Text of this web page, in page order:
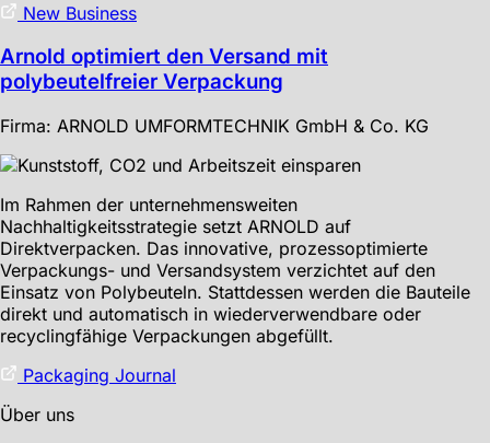
New Business
Arnold optimiert den Versand mit
polybeutelfreier Verpackung
Firma: ARNOLD UMFORMTECHNIK GmbH & Co. KG
Im Rahmen der unternehmensweiten
Nachhaltigkeitsstrategie setzt ARNOLD auf
Direktverpacken. Das innovative, prozessoptimierte
Verpackungs- und Versandsystem verzichtet auf den
Einsatz von Polybeuteln. Stattdessen werden die Bauteile
direkt und automatisch in wiederverwendbare oder
recyclingfähige Verpackungen abgefüllt.
Packaging Journal
Über uns